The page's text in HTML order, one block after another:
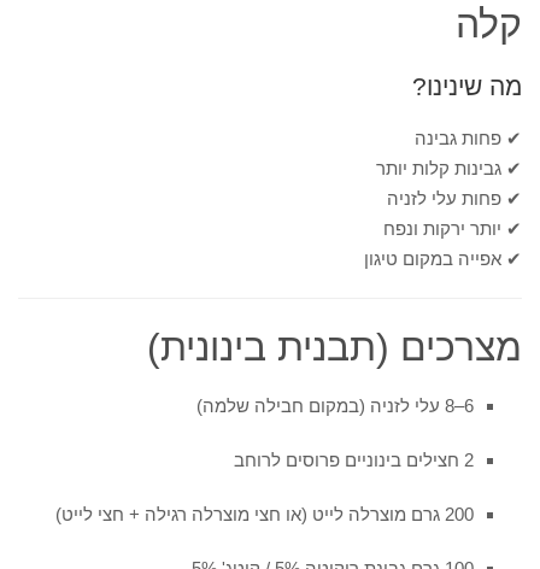
קלה
מה שינינו?
✔ פחות גבינה
✔ גבינות קלות יותר
✔ פחות עלי לזניה
✔ יותר ירקות ונפח
✔ אפייה במקום טיגון
מצרכים (תבנית בינונית)
6–8 עלי לזניה (במקום חבילה שלמה)
2 חצילים בינוניים פרוסים לרוחב
200 גרם מוצרלה לייט (או חצי מוצרלה רגילה + חצי לייט)